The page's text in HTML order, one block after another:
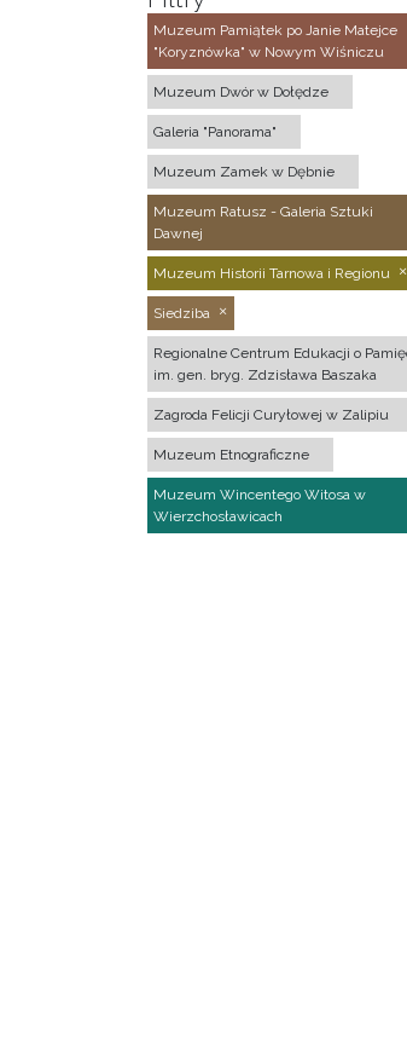
Muzeum Pamiątek po Janie Matejce
"Koryznówka" w Nowym Wiśniczu
Muzeum Dwór w Dołędze
Galeria "Panorama"
Muzeum Zamek w Dębnie
Muzeum Ratusz - Galeria Sztuki
Dawnej
Muzeum Historii Tarnowa i Regionu
Siedziba
Regionalne Centrum Edukacji o
im. gen. bryg. Zdzisława Baszaka
Zagroda Felicji Curyłowej w Zalipiu
Muzeum Etnograficzne
Muzeum Wincentego Witosa w
Wierzchosławicach